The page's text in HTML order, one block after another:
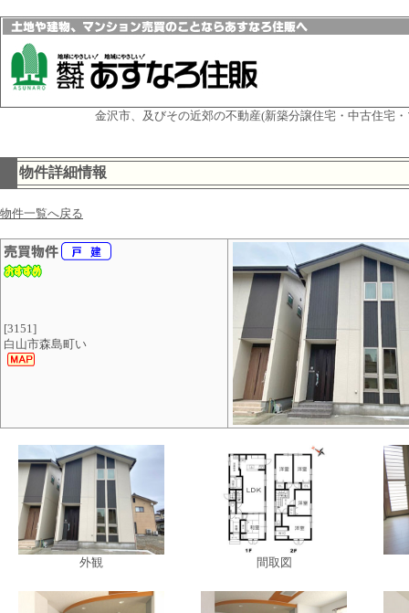
金沢市、及びその近郊の不動産(新築分譲住宅・中古住宅
物件詳細情報
物件一覧へ戻る
[3151]
白山市森島町い
外観
外観 間取図